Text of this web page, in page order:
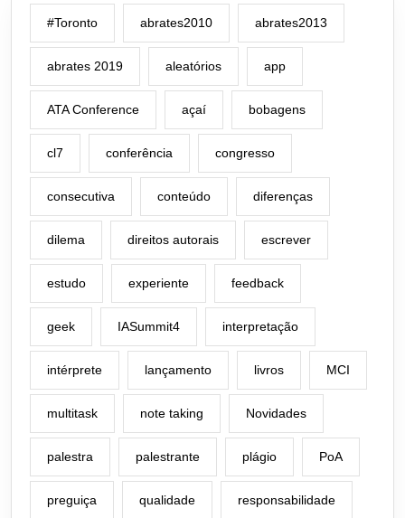
#Toronto abrates2010 abrates2013
abrates 2019 aleatórios app
ATA Conference açaí bobagens
cl7 conferência congresso
consecutiva conteúdo diferenças
dilema direitos autorais escrever
estudo experiente feedback
geek IASummit4 interpretação
intérprete lançamento livros MCI
multitask note taking Novidades
palestra palestrante plágio PoA
preguiça qualidade responsabilidade